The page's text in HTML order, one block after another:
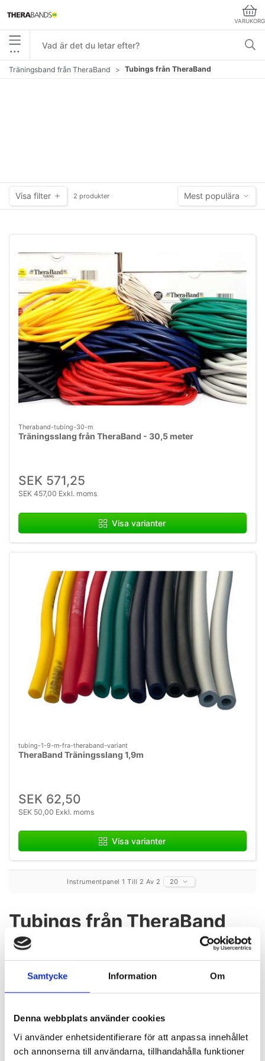
Samtycke Information Om
Denna webbplats använder cookies
Vi använder enhetsidentifierare för att anpassa innehållet
och annonserna till användarna, tillhandahålla funktioner
VARUKORG
•••
Träningsband från TheraBand Tubings från TheraBand
Visa filter 2 produkter Mest populära
Theraband-tubing-30-m
Träningsslang från TheraBand - 30,5 meter
SEK 571,25
SEK 457,00 Exkl. moms
Visa varianter
tubing-1-9-m-fra-theraband-variant
TheraBand Träningsslang 1,9m
SEK 62,50
SEK 50,00 Exkl. moms
Visa varianter
Instrumentpanel 1 Till 2 Av 2 20
Tubings från TheraBand
Träningsslangar med eller utan
handtag för effektiv styrketräning
och rehabilitering
produktgrupper som ger flexibla möjligheter för både
rehabilitering, fysioterapi och funktionell träning. Sortimentet
omfattar
TheraBand Tubing 30,5 meter
på rulle samt